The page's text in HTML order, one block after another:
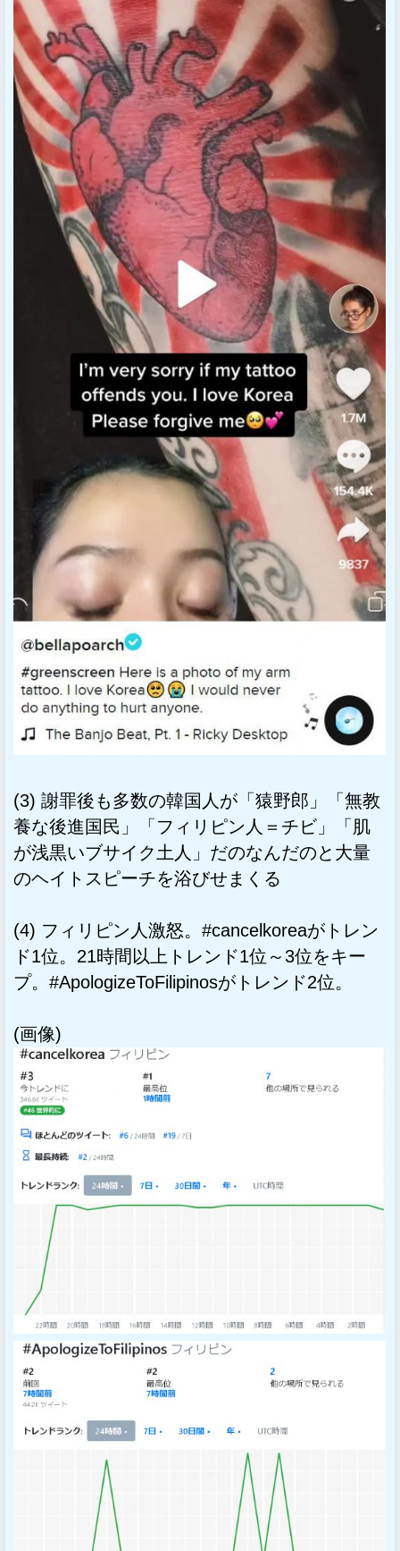
(3) 謝罪後も多数の韓国人が「猿野郎」「無教
養な後進国民」「フィリピン人＝チビ」「肌
が浅黒いブサイク土人」だのなんだのと大量
のヘイトスピーチを浴びせまくる
(4) フィリピン人激怒。#cancelkoreaがトレン
ド1位。21時間以上トレンド1位～3位をキー
プ。#ApologizeToFilipinosがトレンド2位。
(画像)